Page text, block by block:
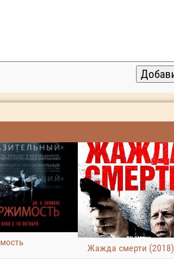
Жажда смерти (2018)